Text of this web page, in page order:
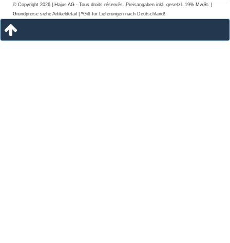
© Copyright 2026 | Hajus AG - Tous droits réservés. Preisangaben inkl. gesetzl. 19% MwSt. |
Grundpreise siehe Artikeldetail | *Gilt für Lieferungen nach Deutschland!